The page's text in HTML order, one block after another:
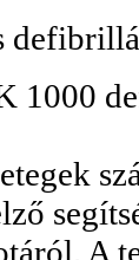
1000
A